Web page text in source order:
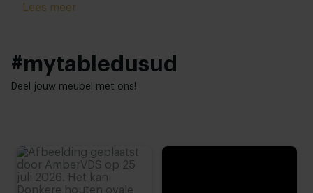
geluid te kunnen verschuiven? Dan ben je bij
Lees meer
#mytabledusud
Deel jouw meubel met ons!